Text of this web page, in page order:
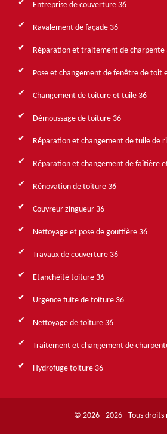
Entreprise de couverture 36
Ravalement de façade 36
Réparation et traitement de charpente
Pose et changement de fenêtre de toit
Changement de toiture et tuile 36
Démoussage de toiture 36
Réparation et changement de tuile de
Réparation et changement de faîtière
Rénovation de toiture 36
Couvreur zingueur 36
Nettoyage et pose de gouttière 36
Travaux de couverture 36
Etanchéité toiture 36
Urgence fuite de toiture 36
Nettoyage de toiture 36
Traitement et changement de
Hydrofuge toiture 36
© 2026 - 2026 - Tous droits